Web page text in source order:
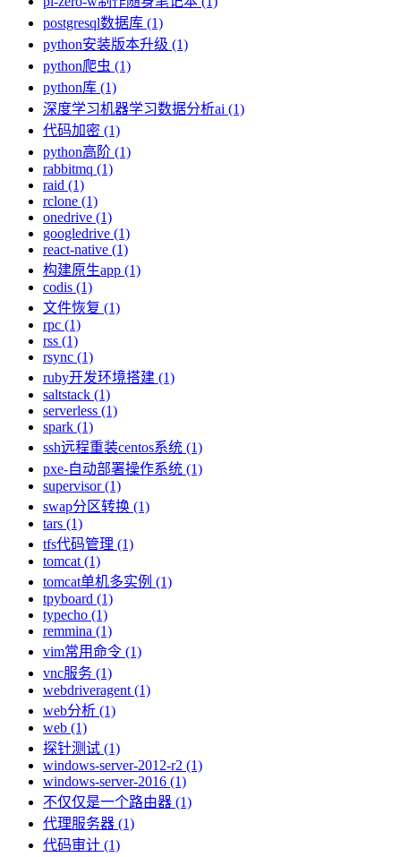
postgresql数据库 (1)
python安装版本升级 (1)
python爬虫 (1)
python库 (1)
深度学习机器学习数据分析ai (1)
代码加密 (1)
python高阶 (1)
rabbitmq (1)
raid (1)
rclone (1)
onedrive (1)
googledrive (1)
react-native (1)
构建原生app (1)
codis (1)
文件恢复 (1)
rpc (1)
rss (1)
rsync (1)
ruby开发环境搭建 (1)
saltstack (1)
serverless (1)
spark (1)
ssh远程重装centos系统 (1)
pxe-自动部署操作系统 (1)
supervisor (1)
swap分区转换 (1)
tars (1)
tfs代码管理 (1)
tomcat (1)
tomcat单机多实例 (1)
tpyboard (1)
typecho (1)
remmina (1)
vim常用命令 (1)
vnc服务 (1)
webdriveragent (1)
web分析 (1)
web (1)
探针测试 (1)
windows-server-2012-r2 (1)
windows-server-2016 (1)
不仅仅是一个路由器 (1)
代理服务器 (1)
代码审计 (1)